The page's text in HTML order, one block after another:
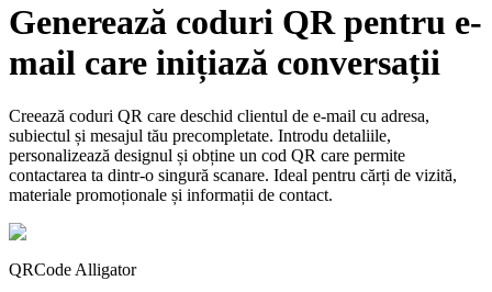
Generează coduri QR pentru e-
mail care inițiază conversații
Creează coduri QR care deschid clientul de e-mail cu adresa,
subiectul și mesajul tău precompletate. Introdu detaliile,
personalizează designul și obține un cod QR care permite
contactarea ta dintr-o singură scanare. Ideal pentru cărți de vizită,
materiale promoționale și informații de contact.
QRCode Alligator